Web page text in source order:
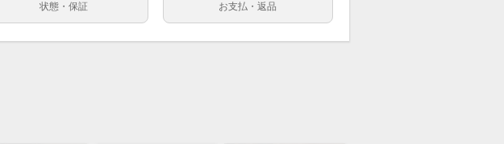
ブメント
サイズ 39mm リューズ含まず
状態・保証 お支払・返品